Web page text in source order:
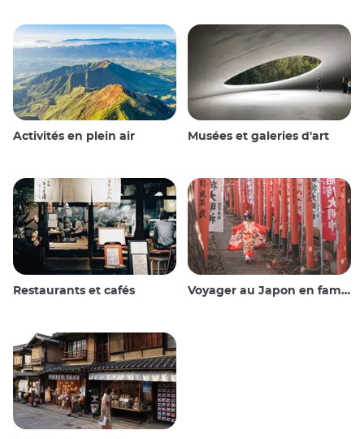
Activités en plein air Musées et galeries d'art
Restaurants et cafés Voyager au Japon en famille